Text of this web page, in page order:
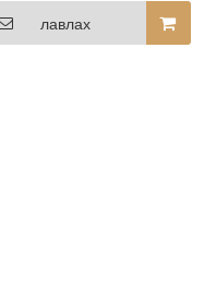
суурин цонх
нийлүүлэгч
лавлах